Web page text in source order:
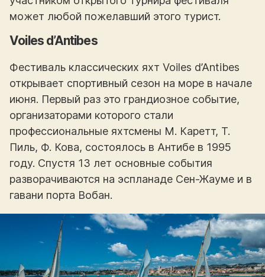
может любой пожелавший этого турист.
Voiles d’Antibes
Фестиваль классических яхт Voiles d’Antibes
открывает спортивный сезон на море в начале
июня. Первый раз это грандиозное событие,
организаторами которого стали
профессиональные яхтсмены М. Каретт, Т.
Пиль, Ф. Кова, состоялось в Антибе в 1995
году. Спустя 13 лет основные события
разворачиваются на эспланаде Сен-Жауме и в
гавани порта Вобан.